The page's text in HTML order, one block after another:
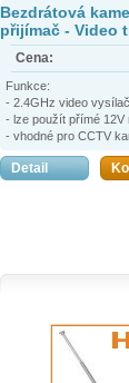
Bezdrátová
přijímač - Video
Cena:
Funkce:
- 2.4GHz video
- lze použít přímé 12V
- vhodné pro CCTV
není vhodný drátový
- výkonný kit
Detail